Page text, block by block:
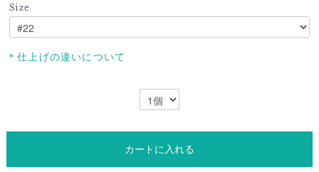
Size
＊仕上げの違いについて
カートに入れる